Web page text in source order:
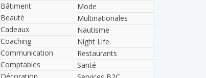
Bâtiment
Beauté
Cadeaux
Coaching
Communication
Comptables
Mode
Multinationales
Nautisme
Night Life
Restaurants
Santé